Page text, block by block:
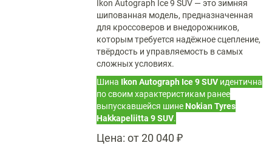
Ikon Autograph Ice 9 SUV — это зимняя
шипованная модель, предназначенная
для кроссоверов и внедорожников,
которым требуется надёжное сцепление,
твёрдость и управляемость в самых
сложных условиях.
Шина Ikon Autograph Ice 9 SUV идентична
по своим характеристикам ранее
выпускавшейся шине Nokian Tyres
Hakkapeliitta 9 SUV.
Цена: от 20 040 ₽